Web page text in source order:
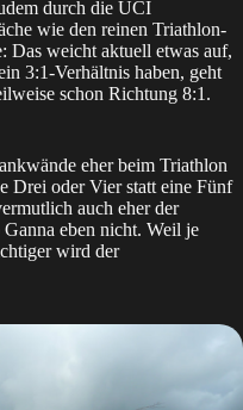
durch die UCI
wie den reinen Triathlon-
Das weicht aktuell etwas auf,
3:1-Verhältnis haben, geht
schon Richtung 8:1.
eher beim Triathlon
Drei oder Vier statt eine Fünf
auch eher der
eben nicht. Weil je
wird der